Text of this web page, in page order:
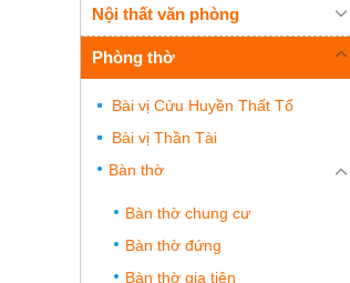
Nội thất văn phòng
Phòng thờ
Bài vị Cửu Huyền Thất Tổ
Bài vị Thần Tài
Bàn thờ
Bàn thờ chung cư
Bàn thờ đứng
Bàn thờ gia tiên